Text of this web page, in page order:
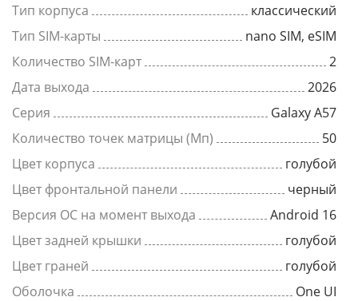
Тип корпуса
классический
Тип SIM-карты
nano SIM, eSIM
Количество SIM-карт
2
Дата выхода
2026
Серия
Galaxy A57
Количество точек матрицы (Мп)
50
Цвет корпуса
голубой
Цвет фронтальной панели
черный
Версия ОС на момент выхода
Android 16
Цвет задней крышки
голубой
Цвет граней
голубой
Оболочка
One UI